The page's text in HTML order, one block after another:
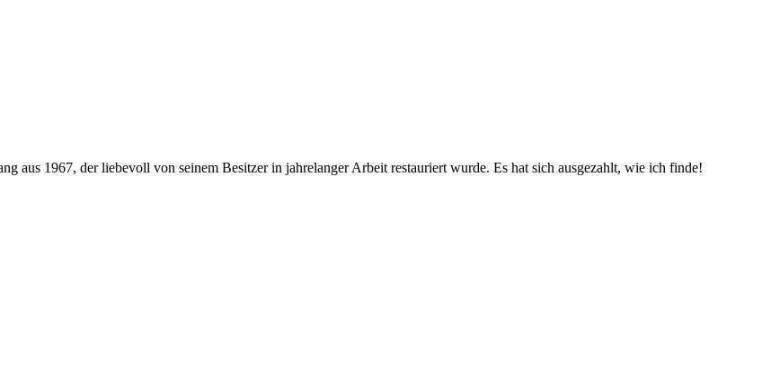
aus 1967, der liebevoll von seinem Besitzer in jahrelanger Arbeit restauriert wurde. Es hat sich ausgezahlt, wie ich finde!